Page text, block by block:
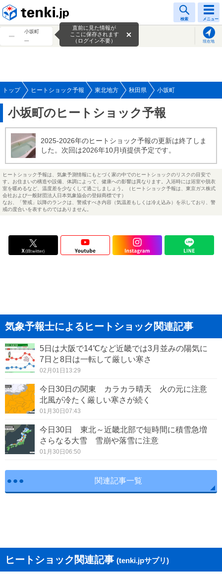
検索 メニュー
小坂町
---
現在地
直前に見た情報が
ここに保存されます
（ログイン不要）
トップ ヒートショック予報 東北地方 秋田県 小坂町
小坂町のヒートショック予報
2025-2026年のヒートショック予報の更新は終了しま
した。次回は2026年10月頃提供予定です。
ヒートショック予報は、気象予測情報にもとづく家の中でのヒートショックのリスクの目安で
す。お住まいの構造や設備、体調によって、健康への影響は異なります。入浴時には浴室や脱衣
室を暖めるなど、温度差を少なくして過ごしましょう。（ヒートショック予報は、東京ガス株式
会社および一般財団法人日本気象協会の登録商標です）
なお、「警戒」以降のランクは、警戒すべき内容（気温差もしくは冷え込み）を示しており、警
戒の度合いを表すものではありません。
気象予報士によるヒートショック関連記事
5日は大阪で14℃など近畿では3月並みの陽気に
7日と8日は一転して厳しい寒さ
02月01日13:29
今日30日の関東 カラカラ晴天 火の元に注意
北風が冷たく厳しい寒さが続く
01月30日07:43
今日30日 東北～近畿北部で短時間に積雪急増
さらなる大雪 雪崩や落雪に注意
01月30日06:50
関連記事一覧
ヒートショック関連記事 (tenki.jpサプリ)